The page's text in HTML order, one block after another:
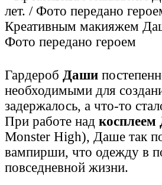
Креативным макияжем
Фото передано героем
Гардероб Даши
необходимыми для
задержалось, а что-то
При работе над
Monster High), Даше так
вампирши, что одежду в
повседневной жизни.